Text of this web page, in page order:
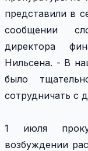
представили в
сообщении
директора
Нильсена. - В
было
сотрудничать с
1 июля
возбуждении